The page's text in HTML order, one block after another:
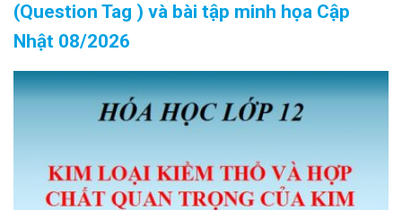
(Question Tag ) và bài tập minh họa Cập
Nhật 08/2026